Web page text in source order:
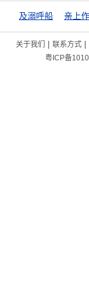
及溺呼船 亲上
关于我们 | 联系方式|
粤ICP备